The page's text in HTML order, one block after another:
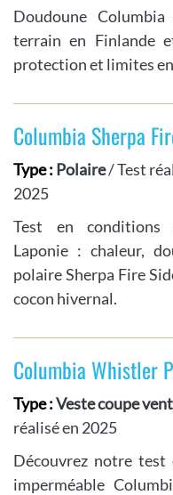
Doudoune
terrain en Finlande
protection et limites
Columbia Sherpa
Type : Polaire/ Test
2025
Test en conditions
Laponie : chaleur,
polaire Sherpa Fire
cocon hivernal.
Columbia Whistler
Type :Veste coupe vent
réalisé en 2025
Découvrez notre test
imperméable